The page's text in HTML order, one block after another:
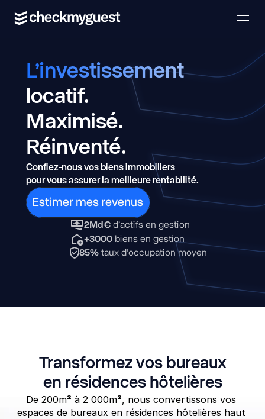
L’investissement
locatif.
Maximisé.
Réinventé.
Confiez-nous vos biens immobiliers
pour vous assurer la meilleure rentabilité.
Estimer mes revenus
2Md€ d’actifs en gestion
+3000 biens en gestion
85% taux d’occupation moyen
Transformez vos bureaux
en résidences hôtelières
De 200m² à 2 000m², nous convertissons vos
espaces de bureaux en résidences hôtelières haut